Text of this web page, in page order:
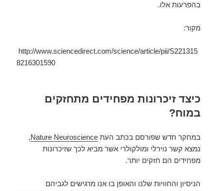
בהפרעות אלו.
מקור:
http://www.sciencedirect.com/science/article/pii/S221315
8216301590
כיצד זיכרונות מפחידים מתחזקים
במוח?
במחקר חדש שפורסם בכתב העתNature Neuroscience
,
נמצא קשר נוירלי ומולקולרי אשר מביא לכך שזיכרונות
מפחידים הם חזקים יותר.
הניסיון והחוויות שלנו והאופן בו אנו מרגישים לגביהם